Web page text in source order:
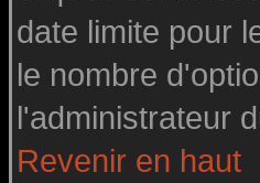
date limite pour
le nombre
l'administrateur
Revenir en haut